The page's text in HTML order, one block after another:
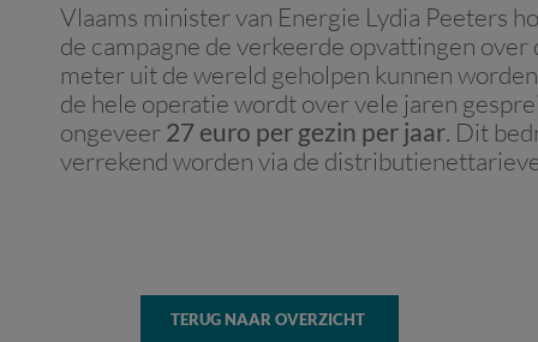
Vlaams minister van Energie Lydia Peeters
de campagne de verkeerde opvattingen over
meter uit de wereld geholpen kunnen
de hele operatie wordt over vele jaren
ongeveer 27 euro per gezin per jaar. Dit
verrekend worden via de
TERUG NAAR OVERZICHT